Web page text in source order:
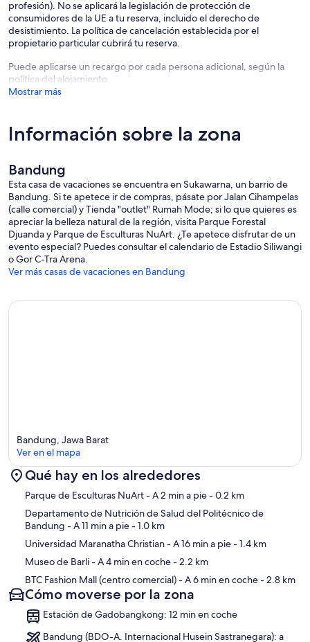
profesión). No se aplicará la legislación de protección de
consumidores de la UE a tu reserva, incluido el derecho de
desistimiento. La política de cancelación establecida por el
propietario particular cubrirá tu reserva.
Puede aplicarse un recargo por cada persona adicional, según la
política del alojamiento.
Mostrar más
Información sobre la zona
Bandung
Esta casa de vacaciones se encuentra en Sukawarna, un barrio de
Bandung. Si te apetece ir de compras, pásate por Jalan Cihampelas
(calle comercial) y Tienda "outlet" Rumah Mode; si lo que quieres es
apreciar la belleza natural de la región, visita Parque Forestal
Djuanda y Parque de Esculturas NuArt. ¿Te apetece disfrutar de un
evento especial? Puedes consultar el calendario de Estadio Siliwangi
o Gor C-Tra Arena.
Ver más casas de vacaciones en Bandung
Mapa
Bandung, Jawa Barat
Ver en el mapa
Qué hay en los alrededores
Parque de Esculturas NuArt- A 2 min a pie- 0.2 km
Departamento de Nutrición de Salud del Politécnico de
Bandung - A 11 min a pie- 1.0 km
Universidad Maranatha Christian- A 16 min a pie- 1.4 km
Museo de Barli- A 4 min en coche- 2.2 km
BTC Fashion Mall (centro comercial)- A 6 min en coche- 2.8 km
Cómo moverse por la zona
Estación de Gadobangkong: 12 min en coche
Bandung (BDO-A. Internacional Husein Sastranegara): a